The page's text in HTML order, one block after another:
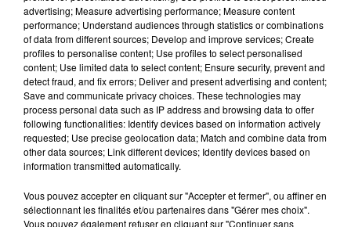
20 juillet 2026
UNE ADOLESCENTE DEVANT SE FAIRE
OPÉRER DE LA CHEVILLE RESSORT DE LA...
La famille a porté plainte contre la clinique qui a
reconnu sa responsabilité et présenté ses
excuses.
TITRES DIFFUSÉS
advertising; Measure advertising performance; Measure content
performance; Understand audiences through statistics or combinations
of data from different sources; Develop and improve services; Create
profiles to personalise content; Use profiles to select personalised
content; Use limited data to select content; Ensure security, prevent and
detect fraud, and fix errors; Deliver and present advertising and content;
Save and communicate privacy choices. These technologies may
process personal data such as IP address and browsing data to offer
following functionalities: Identify devices based on information actively
requested; Use precise geolocation data; Match and combine data from
other data sources; Link different devices; Identify devices based on
information transmitted automatically.
Vous pouvez accepter en cliquant sur "Accepter et fermer", ou affiner en
sélectionnant les finalités et/ou partenaires dans "Gérer mes choix".
Vous pouvez également refuser en cliquant sur "Continuer sans